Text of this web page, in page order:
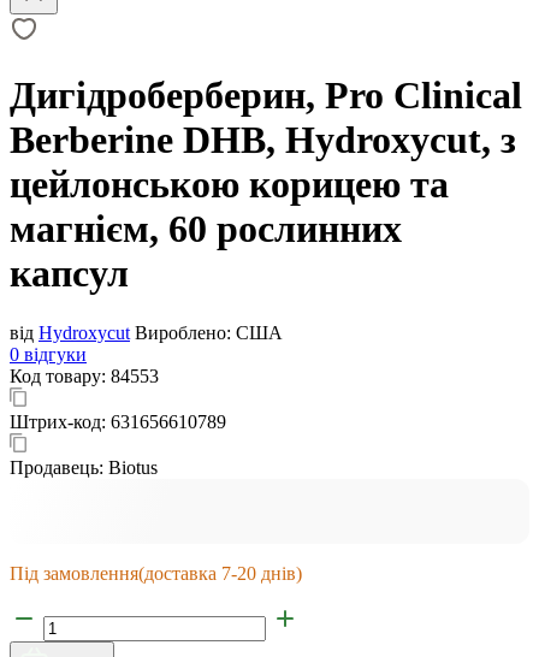
Дигідроберберин, Pro Clinical
Berberine DHB, Hydroxycut, з
цейлонською корицею та
магнієм, 60 рослинних
капсул
від Hydroxycut Вироблено: США
0 відгуки
Код товару: 84553
Штрих-код: 631656610789
Продавець: Biotus
Під замовлення(доставка 7-20 днів)